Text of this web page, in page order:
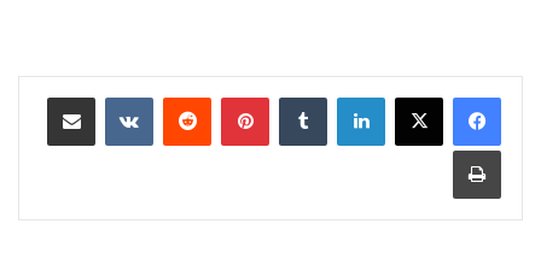
لينكدإن بينتيريست مشاركة عبر البريد
طباعة